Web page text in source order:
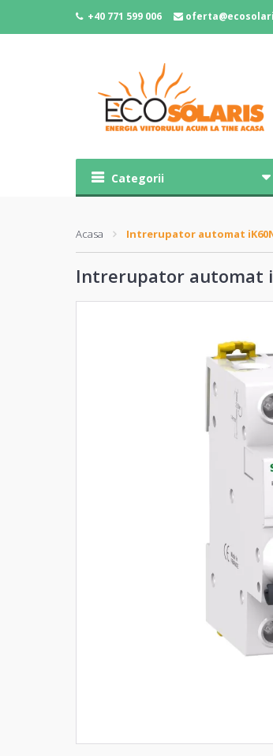
+40 771 599 006
Categorii
Acasa Intrerupator automat iK60N
Intrerupator automat